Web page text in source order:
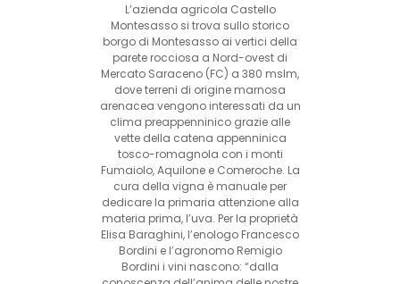
L’azienda agricola Castello
Montesasso si trova sullo storico
borgo di Montesasso ai vertici della
parete rocciosa a Nord-ovest di
Mercato Saraceno (FC) a 380 mslm,
dove terreni di origine marnosa
arenacea vengono interessati da un
clima preappenninico grazie alle
vette della catena appenninica
tosco-romagnola con i monti
Fumaiolo, Aquilone e Comeroche. La
cura della vigna è manuale per
dedicare la primaria attenzione alla
materia prima, l’uva. Per la proprietà
Elisa Baraghini, l’enologo Francesco
Bordini e l’agronomo Remigio
Bordini i vini nascono: “dalla